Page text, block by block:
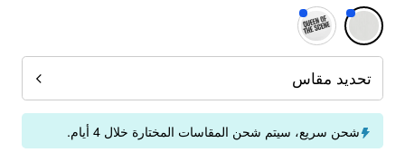
تحديد مقاس
شحن سريع، سيتم شحن المقاسات المختارة خلال 4 أيام.